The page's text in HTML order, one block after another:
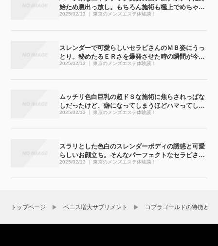
始ため息出っ放し。もちろん施術も極上でめちゃく
ちゃ気持ち良かったです
2025/02/13 東京のメンズエステ体験談！
スレンダーで可愛らしいセラピさんのＭＢ姿にうっ
とり。秘めたるＥＲさを爆発させた時の瞬間が今で
も忘れられません
2025/02/13 東京のメンズエステ体験談！
ムッチリ色白巨乳の超ドＳな施術に焦らされっぱな
しだったけど、癖になってしまうほどハマってしま
いました
2025/02/13 東京のメンズエステ体験談！
スラリとした色白のスレンダーボディの誘惑と可愛
らしいお顔立ち。そんなパーフェクトなセラピさん
と濃密な時間が過ごせてしまいました
2025/02/13 東京のメンズエステ体験談！
トップページ ペニス増大サプリメント コブラゴールドの特徴と効